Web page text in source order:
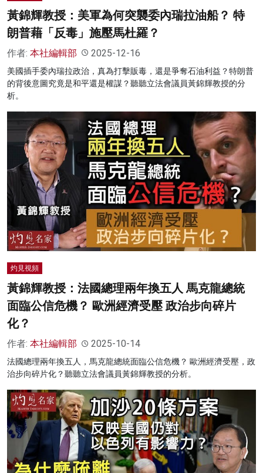
黃錦輝教授：美軍為何突襲委內瑞拉油船？ 特
朗普藉「反毒」施壓馬杜羅？
作者: 本社編輯部 2025-12-16
美國插手委內瑞拉政治，真為打擊販毒，還是爭奪石油利益？特朗普
的背後意圖究竟是和平還是權謀？聽聽立法會議員黃錦輝教授的分
析。
灼見視頻
黃錦輝教授：法國總理兩年換五人 馬克龍總統
面臨公信危機？ 歐洲經濟受壓 政治步向碎片
化？
作者: 本社編輯部 2025-10-14
法國總理兩年換五人，馬克龍總統面臨公信危機？ 歐洲經濟受壓，政
治步向碎片化？聽聽立法會議員黃錦輝教授的分析。